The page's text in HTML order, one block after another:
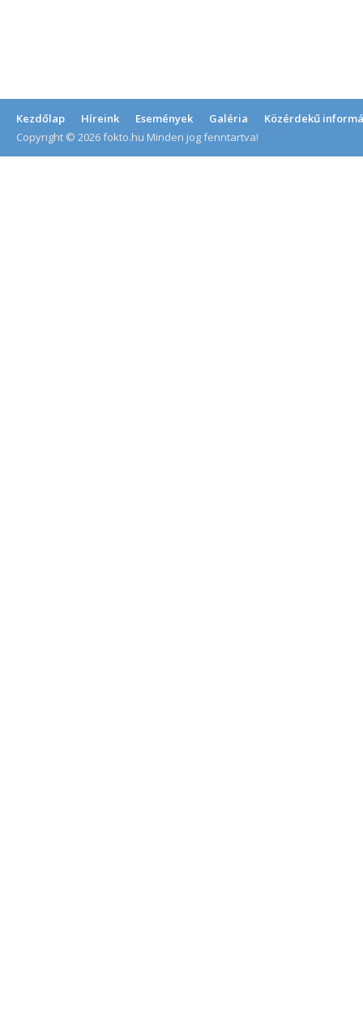
Kezdőlap Híreink Események Galéria
Közérdekű
Copyright © 2026 fokto.hu Minden jog fenntartva!